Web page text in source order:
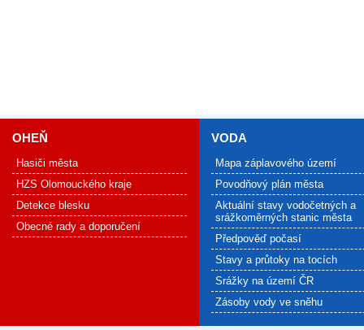
OHEŇ
Hasiči města
HZS Olomouckého kraje
Detekce blesku
Obecné rady a doporučení
VODA
Mapa záplavového území
Povodňový plán města
Aktuální stavy vodočetných a
srážkoměrných stanic města
Předpověď počasí
Stavy a průtoky na tocích
Srážky na území ČR
Zásoby vody ve sněhu